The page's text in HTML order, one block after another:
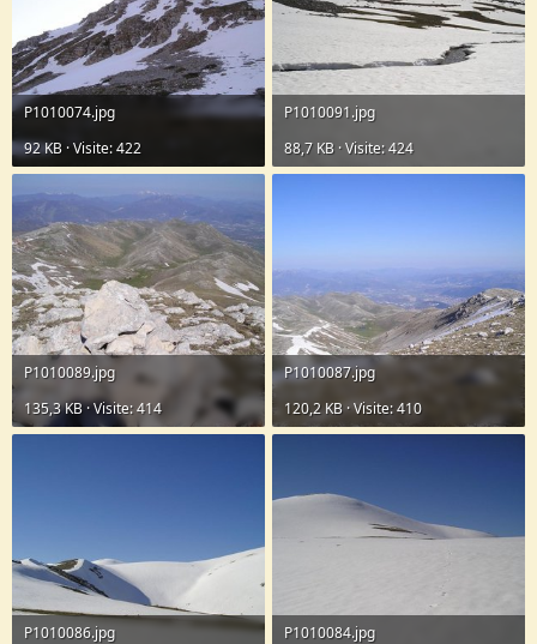
P1010074.jpg
92 KB · Visite: 422
P1010091.jpg
88,7 KB · Visite: 424
P1010089.jpg
135,3 KB · Visite: 414
P1010087.jpg
120,2 KB · Visite: 410
P1010086.jpg
P1010084.jpg